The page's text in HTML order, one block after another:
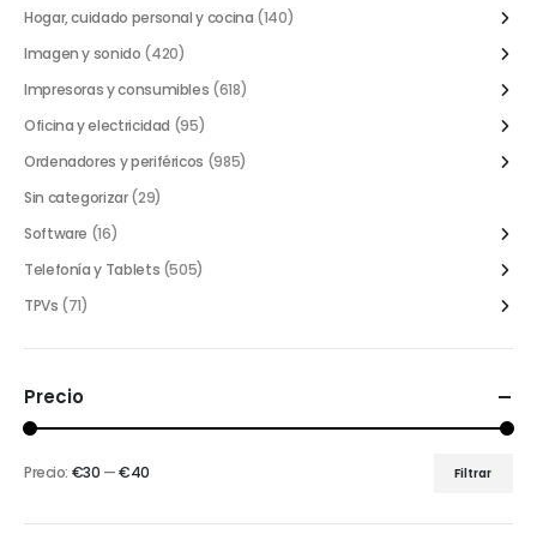
Hogar, cuidado personal y cocina (140)
Imagen y sonido (420)
Impresoras y consumibles (618)
Oficina y electricidad (95)
Ordenadores y periféricos (985)
Sin categorizar(29)
Software (16)
Telefonía y Tablets (505)
TPVs (71)
Precio
Filtrar
Precio: €30 —€40